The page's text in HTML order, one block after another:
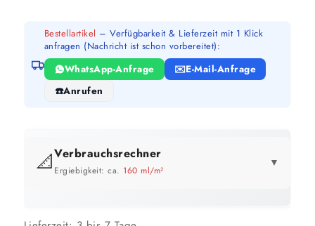
Bestellartikel – Verfügbarkeit & Lieferzeit mit 1 Klick
anfragen (Nachricht ist schon vorbereitet):
WhatsApp-Anfrage
E-Mail-Anfrage
Anrufen
📐Verbrauchsrechner
Ergiebigkeit: ca. 160 ml/m²
▼